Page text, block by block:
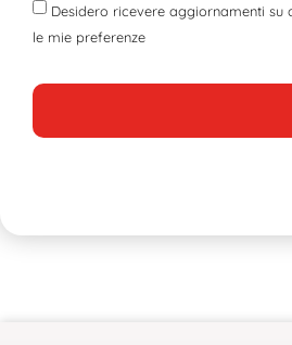
Desidero ricevere aggiornamenti
le mie preferenze